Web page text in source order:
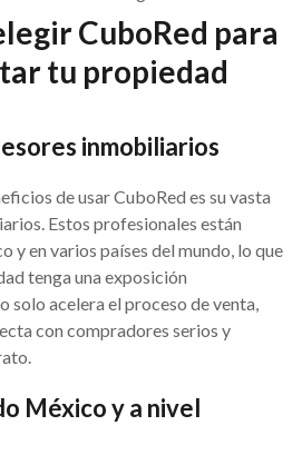
CuboRed para
tu propiedad
inmobiliarios
de usar CuboRed es su vasta
Estos profesionales están
y en varios países del mundo, lo que
tenga una exposición
solo acelera el proceso de venta,
con compradores serios y
México y a nivel